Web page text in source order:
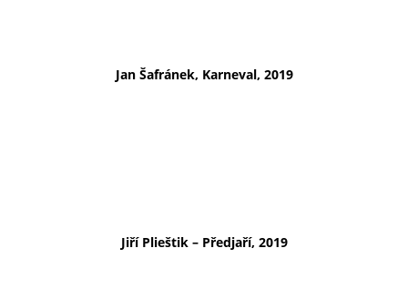
Jan Šafránek, Karneval, 2019
Jiří Plieštik – Předjaří, 2019